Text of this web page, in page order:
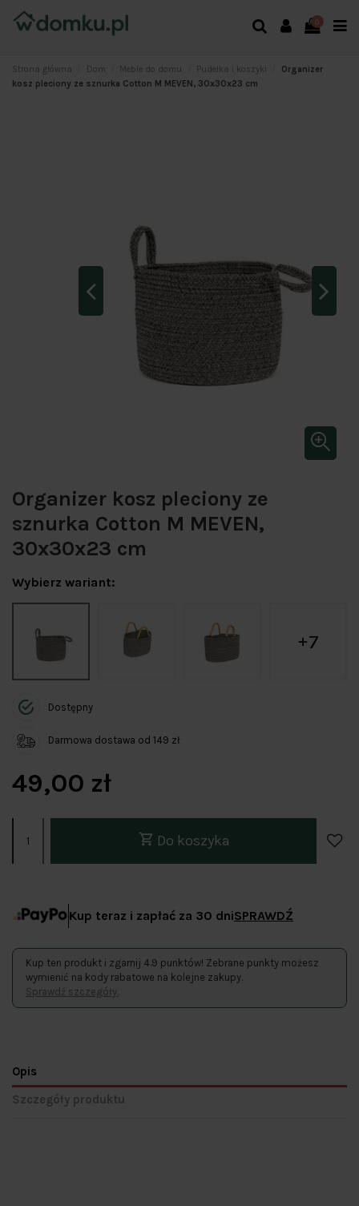
Strona główna Dom Meble do domu Pudełka i koszyki
Organizer
kosz pleciony ze sznurka Cotton M MEVEN, 30x30x23 cm
Organizer kosz pleciony ze
sznurka Cotton M MEVEN,
30x30x23 cm
Wybierz wariant:
7
Dostępny
Darmowa dostawa od 149 zł
49,00 zł
Do koszyka
Kup teraz i zapłać za 30 dniSPRAWDŹ
Kup ten produkt i zgarnij 4.9 punktów! Zebrane punkty możesz
wymienić na kody rabatowe na kolejne zakupy.
Sprawdź szczegóły.
Opis
Szczegóły produktu